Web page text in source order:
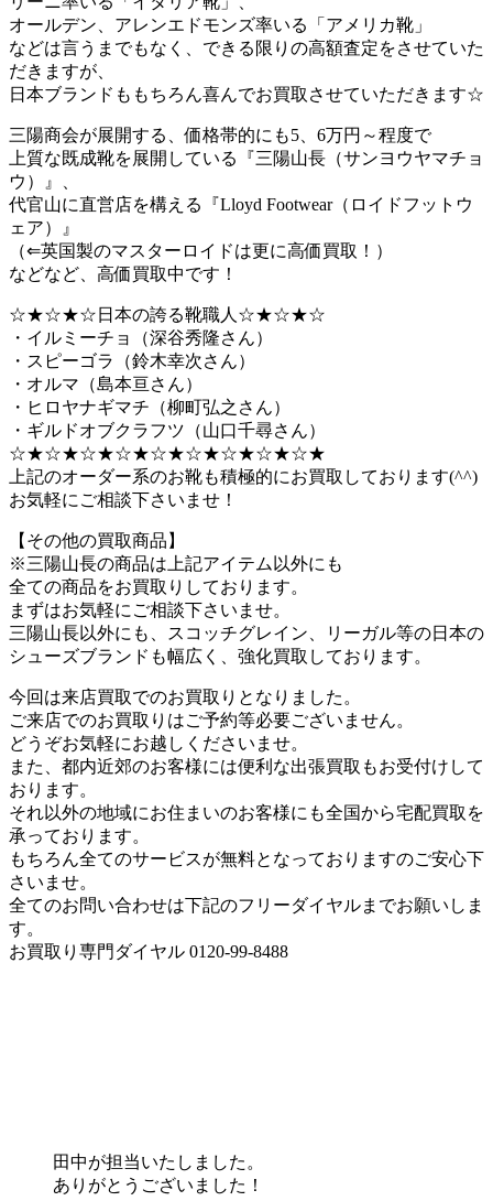
オールデン、アレンエドモンズ率いる「アメリカ靴」
などは言うまでもなく、できる限りの高額査定をさせていた
だきますが、
日本ブランドももちろん喜んでお買取させていただきます☆
三陽商会が展開する、価格帯的にも5、6万円～程度で
上質な既成靴を展開している『三陽山長（サンヨウヤマチョ
ウ）』、
代官山に直営店を構える『Lloyd Footwear（ロイドフットウ
ェア）』
（⇐英国製のマスターロイドは更に高価買取！）
などなど、高価買取中です！
☆★☆★☆日本の誇る靴職人☆★☆★☆
・イルミーチョ（深谷秀隆さん）
・スピーゴラ（鈴木幸次さん）
・オルマ（島本亘さん）
・ヒロヤナギマチ（柳町弘之さん）
・ギルドオブクラフツ（山口千尋さん）
☆★☆★☆★☆★☆★☆★☆★☆★☆★
上記のオーダー系のお靴も積極的にお買取しております(^^)
お気軽にご相談下さいませ！
【その他の買取商品】
※三陽山長の商品は上記アイテム以外にも
全ての商品をお買取りしております。
まずはお気軽にご相談下さいませ。
三陽山長以外にも、スコッチグレイン、リーガル等の日本の
シューズブランドも幅広く、強化買取しております。
今回は来店買取でのお買取りとなりました。
ご来店でのお買取りはご予約等必要ございません。
どうぞお気軽にお越しくださいませ。
また、都内近郊のお客様には便利な出張買取もお受付けして
おります。
それ以外の地域にお住まいのお客様にも全国から宅配買取を
承っております。
もちろん全てのサービスが無料となっておりますのご安心下
さいませ。
全てのお問い合わせは下記のフリーダイヤルまでお願いしま
す。
お買取り専門ダイヤル 0120-99-8488
田中が担当いたしました。
ありがとうございました！